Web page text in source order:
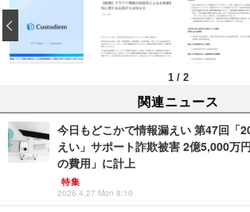
1 / 2
‹
関連ニュース
今日もどこかで情報漏えい 第47回「
えい」サポート詐欺被害 2億5,000万
の費用」に計上
特集
2026.4.27 Mon 8:10